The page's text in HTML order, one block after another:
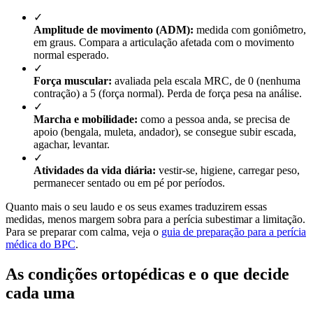
✓
Amplitude de movimento (ADM): medida com goniômetro,
em graus. Compara a articulação afetada com o movimento
normal esperado.
✓
Força muscular: avaliada pela escala MRC, de 0 (nenhuma
contração) a 5 (força normal). Perda de força pesa na análise.
✓
Marcha e mobilidade: como a pessoa anda, se precisa de
apoio (bengala, muleta, andador), se consegue subir escada,
agachar, levantar.
✓
Atividades da vida diária: vestir-se, higiene, carregar peso,
permanecer sentado ou em pé por períodos.
Quanto mais o seu laudo e os seus exames traduzirem essas
medidas, menos margem sobra para a perícia subestimar a limitação.
Para se preparar com calma, veja o guia de preparação para a perícia
médica do BPC.
As condições ortopédicas e o que decide
cada uma